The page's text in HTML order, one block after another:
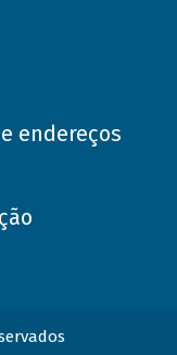
endereços